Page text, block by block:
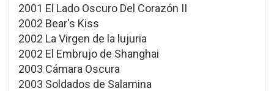
2001 El Lado Oscuro Del Corazón II
2002 Bear's Kiss
2002 La Virgen de la lujuria
2002 El Embrujo de Shanghai
2003 Cámara Oscura
2003 Soldados de Salamina